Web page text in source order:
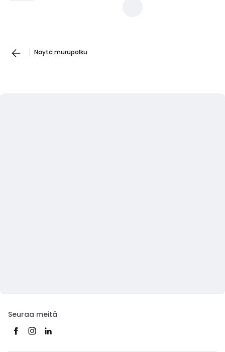
Näytä murupolku
Seuraa meitä